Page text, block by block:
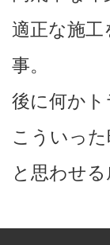
適正な施
事。
後に何か
こういっ
と思わせ